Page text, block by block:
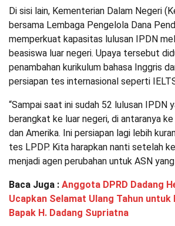
Di sisi lain, Kementerian Dalam Negeri
bersama Lembaga Pengelola Dana
memperkuat kapasitas lulusan IPDN
beasiswa luar negeri. Upaya tersebut
penambahan kurikulum bahasa Inggris
persiapan tes internasional seperti
“Sampai saat ini sudah 52 lulusan IPDN
berangkat ke luar negeri, di antaranya
dan Amerika. Ini persiapan lagi lebih
tes LPDP. Kita harapkan nanti setelah
menjadi agen perubahan untuk ASN
Baca Juga : Anggota DPRD Dadang
Ucapkan Selamat Ulang Tahun untuk
Bapak H. Dadang Supriatna